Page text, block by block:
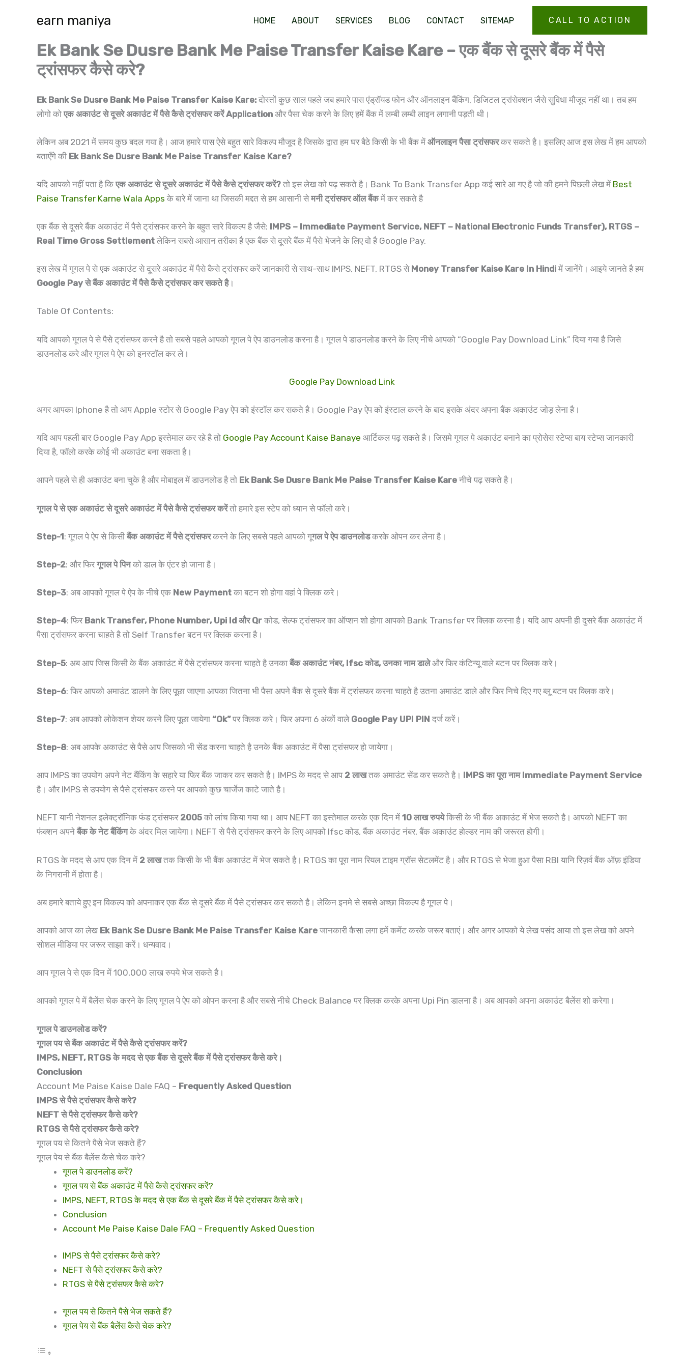
earn maniya HOME ABOUT SERVICES BLOG CONTACT SITEMAP CALL TO ACTION
Ek Bank Se Dusre Bank Me Paise Transfer Kaise Kare – एक बैंक से दूसरे बैंक में पैसे
ट्रांसफर कैसे करे?
Ek Bank Se Dusre Bank Me Paise Transfer Kaise Kare: दोस्तों कुछ साल पहले जब हमारे पास एंड्रॉयड फोन और ऑनलाइन बैंकिंग, डिजिटल ट्रांसेक्शन जैसे सुविधा मौजूद नहीं था। तब हम
लोगो को एक अकाउंट से दूसरे अकाउंट में पैसे कैसे ट्रांसफर करें Application और पैसा चेक करने के लिए हमें बैंक में लम्बी लम्बी लाइन लगानी पड़ती थी।
लेकिन अब 2021 में समय कुछ बदल गया है। आज हमारे पास ऐसे बहुत सारे विकल्प मौजूद है जिसके द्वारा हम घर बैठे किसी के भी बैंक में ऑनलाइन पैसा ट्रांसफरकर सकते है। इसलिए आज इस लेख में हम आपको
बताएँगे की Ek Bank Se Dusre Bank Me Paise Transfer Kaise Kare?
यदि आपको नहीं पता है कि एक अकाउंट से दूसरे अकाउंट में पैसे कैसे ट्रांसफर करें? तो इस लेख को पढ़ सकते है। Bank To Bank Transfer App कई सारे आ गए है जो की हमने पिछली लेख में Best
Paise Transfer Karne Wala Apps के बारे में जाना था जिसकी मद्दत से हम आसानी सेमनी ट्रांसफर ऑल बैंकमें कर सकते है
एक बैंक से दूसरे बैंक अकाउंट में पैसे ट्रांसफर करने के बहुत सारे विकल्प है जैसे: IMPS – Immediate Payment Service, NEFT – National Electronic Funds Transfer), RTGS –
Real Time Gross Settlement लेकिन सबसे आसान तरीका है एक बैंक से दूसरे बैंक में पैसे भेजने के लिए वो है Google Pay.
इस लेख में गूगल पे से एक अकाउंट से दूसरे अकाउंट में पैसे कैसे ट्रांसफर करें जानकारी से साथ-साथ IMPS, NEFT, RTGS से Money Transfer Kaise Kare In Hindi में जानेंगे। आइये जानते है हम
Google Pay से बैंक अकाउंट में पैसे कैसे ट्रांसफर कर सकते है।
Table Of Contents:
यदि आपको गूगल पे से पैसे ट्रांसफर करने है तो सबसे पहले आपको गूगल पे ऐप डाउनलोड करना है। गूगल पे डाउनलोड करने के लिए नीचे आपको “Google Pay Download Link” दिया गया है जिसे
डाउनलोड करे और गूगल पे ऐप को इनस्टॉल कर ले।
Google Pay Download Link
अगर आपका Iphone है तो आप Apple स्टोर से Google Pay ऐप को इंस्टॉल कर सकते है। Google Pay ऐप को इंस्टाल करने के बाद इसके अंदर अपना बैंक अकाउंट जोड़ लेना है।
यदि आप पहली बार Google Pay App इस्तेमाल कर रहे है तो Google Pay Account Kaise Banaye आर्टिकल पढ़ सकते है। जिसमे गूगल पे अकाउंट बनाने का प्रोसेस स्टेप्स बाय स्टेप्स जानकारी
दिया है, फॉलो करके कोई भी अकाउंट बना सकता है।
आपने पहले से ही अकाउंट बना चुके है और मोबाइल में डाउनलोड है तो Ek Bank Se Dusre Bank Me Paise Transfer Kaise Kare नीचे पढ़ सकते है।
गूगल पे से एक अकाउंट से दूसरे अकाउंट में पैसे कैसे ट्रांसफर करेंतो हमारे इस स्टेप को ध्यान से फॉलो करे।
Step-1: गूगल पे ऐप से किसी बैंक अकाउंट में पैसे ट्रांसफरकरने के लिए सबसे पहले आपको गूगल पे ऐप डाउनलोडकरके ओपन कर लेना है।
Step-2: और फिरगूगल पे पिनको डाल के एंटर हो जाना है।
Step-3: अब आपको गूगल पे ऐप के नीचे एक New Payment का बटन शो होगा वहां पे क्लिक करे।
Step-4: फिर Bank Transfer, Phone Number, Upi Id और Qr कोड, सेल्फ ट्रांसफर का ऑप्शन शो होगा आपको Bank Transfer पर क्लिक करना है। यदि आप अपनी ही दुसरे बैंक अकाउंट में
पैसा ट्रांसफर करना चाहते है तो Self Transfer बटन पर क्लिक करना है।
Step-5: अब आप जिस किसी के बैंक अकाउंट में पैसे ट्रांसफर करना चाहते है उनका बैंक अकाउंट नंबर, Ifsc कोड, उनका नाम डालेऔर फिर कंटिन्यू वाले बटन पर क्लिक करे।
Step-6: फिर आपको अमाउंट डालने के लिए पूछा जाएगा आपका जितना भी पैसा अपने बैंक से दूसरे बैंक में ट्रांसफर करना चाहते है उतना अमाउंट डाले और फिर निचे दिए गए ब्लू बटन पर क्लिक करे।
Step-7: अब आपको लोकेशन शेयर करने लिए पूछा जायेगा “Ok”पर क्लिक करे। फिर अपना 6 अंकों वाले Google Pay UPI PIN दर्ज करें।
Step-8: अब आपके अकाउंट से पैसे आप जिसको भी सेंड करना चाहते है उनके बैंक अकाउंट में पैसा ट्रांसफर हो जायेगा।
आप IMPS का उपयोग अपने नेट बैंकिंग के सहारे या फिर बैंक जाकर कर सकते है। IMPS के मदद से आप 2 लाखतक अमाउंट सेंड कर सकते है। IMPS का पूरा नाम Immediate Payment Service
है। और IMPS से उपयोग से पैसे ट्रांसफर करने पर आपको कुछ चार्जेज काटे जाते है।
NEFT यानी नेशनल इलेक्ट्रॉनिक फंड ट्रांसफर 2005 को लांच किया गया था। आप NEFT का इस्तेमाल करके एक दिन में 10 लाख रुपयेकिसी के भी बैंक अकाउंट में भेज सकते है। आपको NEFT का
फंक्शन अपने बैंक के नेट बैंकिंगके अंदर मिल जायेगा। NEFT से पैसे ट्रांसफर करने के लिए आपको Ifsc कोड, बैंक अकाउंट नंबर, बैंक अकाउंट होल्डर नाम की जरूरत होगी।
RTGS के मदद से आप एक दिन में 2 लाखतक किसी के भी बैंक अकाउंट में भेज सकते है। RTGS का पूरा नाम रियल टाइम ग्रॉस सेटलमेंट है। और RTGS से भेजा हुआ पैसा RBI यानि रिज़र्व बैंक ऑफ़ इंडिया
के निगरानी में होता है।
अब हमारे बताये हुए इन विकल्प को अपनाकर एक बैंक से दूसरे बैंक में पैसे ट्रांसफर कर सकते है। लेकिन इनमे से सबसे अच्छा विकल्प है गूगल पे।
आपको आज का लेख Ek Bank Se Dusre Bank Me Paise Transfer Kaise Kare जानकारी कैसा लगा हमें कमेंट करके जरूर बताएं। और अगर आपको ये लेख पसंद आया तो इस लेख को अपने
सोशल मीडिया पर जरूर साझा करें। धन्यवाद।
आप गूगल पे से एक दिन में 100,000 लाख रुपये भेज सकते है।
आपको गूगल पे में बैलेंस चेक करने के लिए गूगल पे ऐप को ओपन करना है और सबसे नीचे Check Balance पर क्लिक करके अपना Upi Pin डालना है। अब आपको अपना अकाउंट बैलेंस शो करेगा।
गूगल पे डाउनलोड करें?
गूगल पय से बैंक अकाउंट में पैसे कैसे ट्रांसफर करें?
IMPS, NEFT, RTGS के मदद से एक बैंक से दूसरे बैंक में पैसे ट्रांसफर कैसे करे।
Conclusion
Account Me Paise Kaise Dale FAQ – Frequently Asked Question
IMPS से पैसे ट्रांसफर कैसे करे?
NEFT से पैसे ट्रांसफर कैसे करे?
RTGS से पैसे ट्रांसफर कैसे करे?
गूगल पय से कितने पैसे भेज सकते हैं?
गूगल पेय से बैंक बैलेंस कैसे चेक करे?
गूगल पे डाउनलोड करें?
गूगल पय से बैंक अकाउंट में पैसे कैसे ट्रांसफर करें?
IMPS, NEFT, RTGS के मदद से एक बैंक से दूसरे बैंक में पैसे ट्रांसफर कैसे करे।
Conclusion
Account Me Paise Kaise Dale FAQ – Frequently Asked Question
IMPS से पैसे ट्रांसफर कैसे करे?
NEFT से पैसे ट्रांसफर कैसे करे?
RTGS से पैसे ट्रांसफर कैसे करे?
गूगल पय से कितने पैसे भेज सकते हैं?
गूगल पेय से बैंक बैलेंस कैसे चेक करे?